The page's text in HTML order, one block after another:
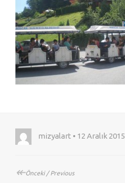
mizyalart • 12 Aralık 2015
↞Önceki / Previous